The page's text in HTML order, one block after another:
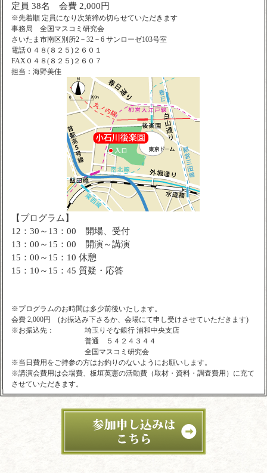
定員 38名 会費 2,000円
※先着順 定員になり次第締め切らせていただきます
事務局 全国マスコミ研究会
さいたま市南区別所2－32－6 サンローゼ103号室
電話０４８(８２５)２６０１
FAX０４８(８２５)２６０７
担当：海野美佳
【プログラム】
12：30～13：00 開場、受付
13：00～15：00 開演～講演
15：00～15：10 休憩
15：10～15：45 質疑・応答
※プログラムのお時間は多少前後いたします。
会費 2,000円 (お振込み下さるか、会場にて申し受けさせていただきます)
※お振込先：
埼玉りそな銀行 浦和中央支店
普通 ５４２４３４４
全国マスコミ研究会
※当日費用をご持参の方はお釣りのないようにお願いします。
※講演会費用は会場費、板垣英憲の活動費（取材・資料・調査費用）に充て
させていただきます。